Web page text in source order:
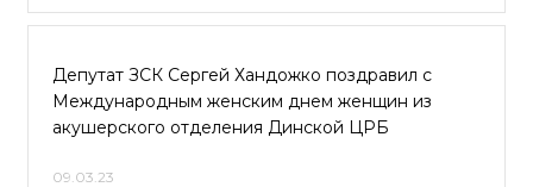
Депутат ЗСК Сергей Хандожко поздравил с
Международным женским днем женщин из
акушерского отделения Динской ЦРБ
09.03.23